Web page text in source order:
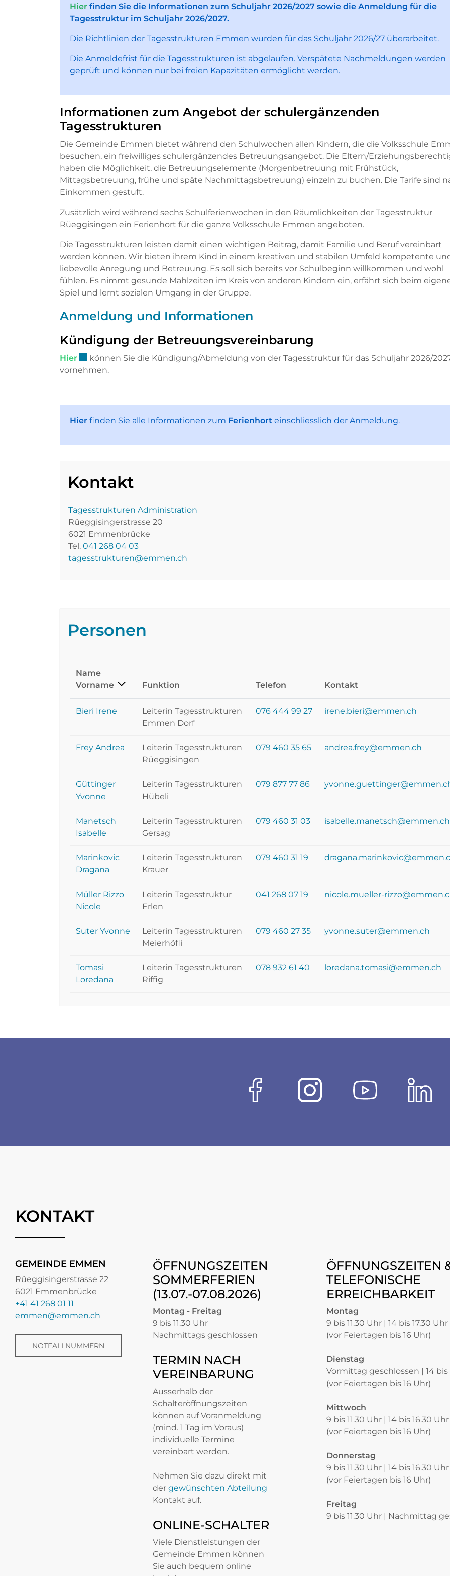
Hier finden Sie die Informationen zum Schuljahr 2026/2027 sowie die Anmeldung für die
Tagesstruktur im Schuljahr 2026/2027.
Die Richtlinien der Tagesstrukturen Emmen wurden für das Schuljahr 2026/27 überarbeitet.
Die Anmeldefrist für die Tagesstrukturen ist abgelaufen. Verspätete Nachmeldungen werden
geprüft und können nur bei freien Kapazitäten ermöglicht werden.
Informationen zum Angebot der schulergänzenden
Tagesstrukturen
Die Gemeinde Emmen bietet während den Schulwochen allen Kindern, die die Volksschule
besuchen, ein freiwilliges schulergänzendes Betreuungsangebot. Die Eltern/
haben die Möglichkeit, die Betreuungselemente (Morgenbetreuung mit Frühstück,
Mittagsbetreuung, frühe und späte Nachmittagsbetreuung) einzeln zu buchen. Die Tarife sind
Einkommen gestuft.
Zusätzlich wird während sechs Schulferienwochen in den Räumlichkeiten der Tagesstruktur
Rüeggisingen ein Ferienhort für die ganze Volksschule Emmen angeboten.
Die Tagesstrukturen leisten damit einen wichtigen Beitrag, damit Familie und Beruf vereinbart
werden können. Wir bieten ihrem Kind in einem kreativen und stabilen Umfeld kompetente
liebevolle Anregung und Betreuung. Es soll sich bereits vor Schulbeginn willkommen und wohl
fühlen. Es nimmt gesunde Mahlzeiten im Kreis von anderen Kindern ein, erfährt sich beim
Spiel und lernt sozialen Umgang in der Gruppe.
Anmeldung und Informationen
Kündigung der Betreuungsvereinbarung
HierExterner Link wird in einem neuen Fenster geöffnet.
können Sie die Kündigung/Abmeldung von der Tagesstruktur für das Schuljahr 2026/
vornehmen.
Hier finden Sie alle Informationen zum Ferienhort einschliesslich der Anmeldung.
Kontakt
Tagesstrukturen Administration
Rüeggisingerstrasse 20
6021 Emmenbrücke
Tel. 041 268 04 03
tagesstrukturen@emmen.ch
Personen
Name
Vorname
Funktion Telefon Kontakt
Bieri Irene
Leiterin Tagesstrukturen
Emmen Dorf
076 444 99 27 irene.bieri@emmen.ch
Frey Andrea
Leiterin Tagesstrukturen
Rüeggisingen
079 460 35 65 andrea.frey@emmen.ch
Güttinger
Yvonne
Leiterin Tagesstrukturen
Hübeli
079 877 77 86
Manetsch
Isabelle
Leiterin Tagesstrukturen
Gersag
079 460 31 03 isabelle.manetsch@emmen.ch
Marinkovic
Dragana
Leiterin Tagesstrukturen
Krauer
079 460 31 19
Müller Rizzo
Nicole
Leiterin Tagesstruktur
Erlen
041 268 07 19 nicole.mueller-
Suter Yvonne
Leiterin Tagesstrukturen
Meierhöfli
079 460 27 35 yvonne.suter@emmen.ch
Tomasi
Loredana
Leiterin Tagesstrukturen
Riffig
078 932 61 40 loredana.tomasi@emmen.ch
Facebook Instagram Youtube
KONTAKT
GEMEINDE EMMEN
Rüeggisingerstrasse 22
6021 Emmenbrücke
+41 41 268 01 11
emmen@emmen.ch
NOTFALLNUMMERN
ÖFFNUNGSZEITEN
SOMMERFERIEN
(13.07.-07.08.2026)
Montag - Freitag
9 bis 11.30 Uhr
Nachmittags geschlossen
TERMIN NACH
VEREINBARUNG
Ausserhalb der
Schalteröffnungszeiten
können auf Voranmeldung
(mind. 1 Tag im Voraus)
individuelle Termine
vereinbart werden.
Nehmen Sie dazu direkt mit
der gewünschten Abteilung
Kontakt auf.
ONLINE-SCHALTER
Viele Dienstleistungen der
Gemeinde Emmen können
Sie auch bequem online
ÖFFNUNGSZEITEN
TELEFONISCHE
ERREICHBARKEIT
Montag
9 bis 11.30 Uhr | 14 bis 17.30 Uhr
(vor Feiertagen bis 16 Uhr)
Dienstag
Vormittag geschlossen | 14 bis
(vor Feiertagen bis 16 Uhr)
Mittwoch
9 bis 11.30 Uhr | 14 bis 16.30 Uhr
(vor Feiertagen bis 16 Uhr)
Donnerstag
9 bis 11.30 Uhr | 14 bis 16.30 Uhr
(vor Feiertagen bis 16 Uhr)
Freitag
9 bis 11.30 Uhr | Nachmittag